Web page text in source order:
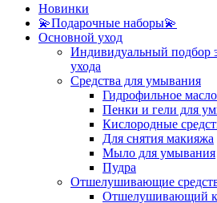
Новинки
💫Подарочные наборы💫
Основной уход
Индивидуальный подбор
ухода
Средства для умывания
Гидрофильное
Пенки и гели для
Кислородные
Для снятия макияжа
Мыло для умывания
Пудра
Отшелушивающие
Отшелушивающий